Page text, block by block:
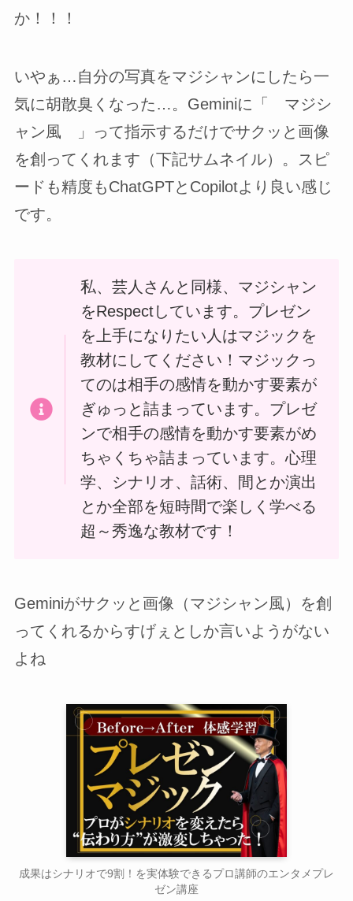
か！！！
いやぁ…自分の写真をマジシャンにしたら一
気に胡散臭くなった…。Geminiに「 マジシ
ャン風 」って指示するだけでサクッと画像
を創ってくれます（下記サムネイル）。スピ
ードも精度もChatGPTとCopilotより良い感じ
です。
私、芸人さんと同様、マジシャン
をRespectしています。プレゼン
を上手になりたい人はマジックを
教材にしてください！マジックっ
てのは相手の感情を動かす要素が
ぎゅっと詰まっています。プレゼ
ンで相手の感情を動かす要素がめ
ちゃくちゃ詰まっています。心理
学、シナリオ、話術、間とか演出
とか全部を短時間で楽しく学べる
超～秀逸な教材です！
Geminiがサクッと画像（マジシャン風）を創
ってくれるからすげぇとしか言いようがない
よね
成果はシナリオで9割！を実体験できるプロ講師のエンタメプレ
ゼン講座